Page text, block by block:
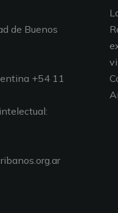
de Buenos
+54 11